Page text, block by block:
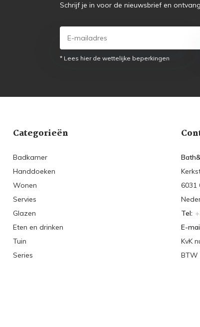
Schrijf je in voor de nieuwsbrief en
* Lees hier de wettelijke beperkingen
Categorieën
Badkamer
Handdoeken
Wonen
Servies
Glazen
Eten en drinken
Tuin
Series
6031
Tel:
E-
KvK
BTW